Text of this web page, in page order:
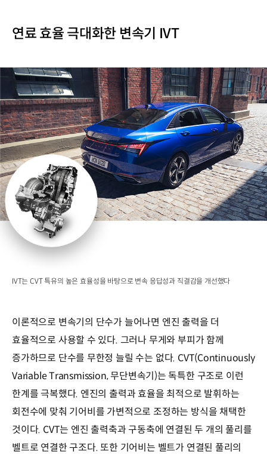
연료 효율 극대화한 변속기 IVT
IVT는 CVT 특유의 높은 효율성을 바탕으로 변속 응답성과 직결감을 개선했다
이론적으로 변속기의 단수가 늘어나면 엔진 출력을 더
효율적으로 사용할 수 있다. 그러나 무게와 부피가 함께
증가하므로 단수를 무한정 늘릴 수는 없다. CVT(Continuously
Variable Transmission, 무단변속기)는 독특한 구조로 이런
한계를 극복했다. 엔진의 출력과 효율을 최적으로 발휘하는
회전수에 맞춰 기어비를 가변적으로 조정하는 방식을 채택한
것이다. CVT는 엔진 출력축과 구동축에 연결된 두 개의 풀리를
벨트로 연결한 구조다. 또한 기어비는 벨트가 연결된 풀리의